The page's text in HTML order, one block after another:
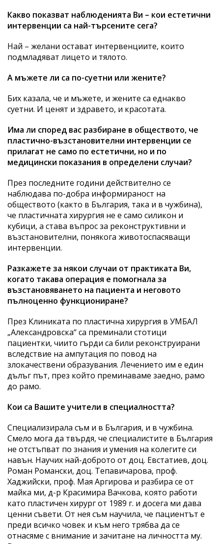
Какво показват наблюденията Ви – кои естетични
интервенции са най-търсените сега?
Най – желани остават интервенциите, които
подмладяват лицето и тялото.
А мъжете ли са по-суетни или жените?
Бих казала, че и мъжете, и жените са еднакво
суетни. И ценят и здравето, и красотата.
Има ли според вас разбиране в обществото, че
пластично-възстановителни интервенции се
прилагат не само по естетични, но и по
медицински показания в определени случаи?
През последните години действително се
наблюдава по-добра информираност на
обществото (както в България, така и в чужбина),
че пластичната хирургия не е само силикон и
кубици, а става въпрос за реконструктивни и
възстановителни, понякога животоспасяващи
интервенции.
Разкажете за някои случаи от практиката Ви,
когато такава операция е помогнала за
възстановяването на пациента и неговото
пълноценно функциониране?
През Клиниката по пластична хирургия в УМБАЛ
„Александровска“ са преминали стотици
пациентки, чиито гърди са били реконструирани
вследствие на ампутация по повод на
злокачествени образувания. Лечението им е един
дълъг път, през който преминаваме заедно, рамо
до рамо.
Кои са Вашите учители в специалността?
Специализирала съм и в България, и в чужбина.
Смело мога да твърдя, че специалистите в България
не отстъпват по знания и умения на колегите си
навън. Научих най-доброто от доц. Евстатиев, доц.
Роман Романски, доц. Тепавичарова, проф.
Хаджийски, проф. Мая Аргирова и разбира се от
майка ми, д-р Красимира Вачкова, която работи
като пластичен хирург от 1989 г. и досега ми дава
ценни съвети. От нея съм научила, че пациентът е
преди всичко човек и към него трябва да се
отнасяме с внимание и зачитане на личността му.